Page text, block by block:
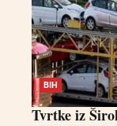
BIH
Tvrtke iz